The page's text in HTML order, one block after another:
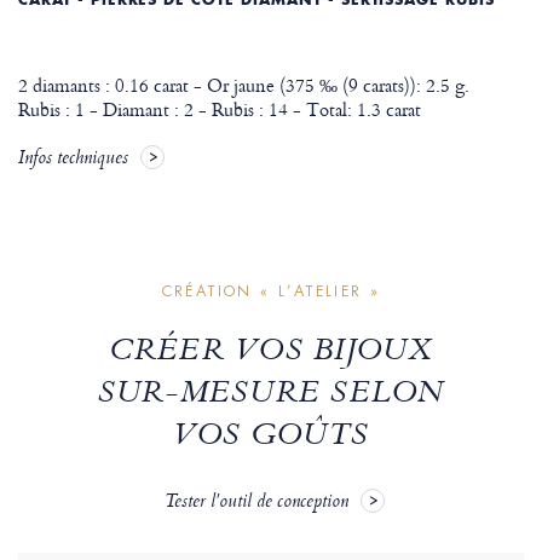
2 diamants : 0.16 carat - Or jaune (375 ‰ (9 carats)): 2.5 g.
Rubis : 1 - Diamant : 2 - Rubis : 14 - Total: 1.3 carat
Infos techniques
CRÉATION « L’ATELIER »
CRÉER VOS BIJOUX
SUR-MESURE SELON
VOS GOÛTS
Tester l'outil de conception